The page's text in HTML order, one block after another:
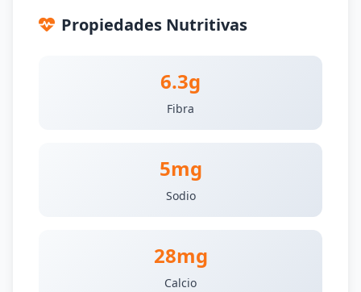
Propiedades Nutritivas
6.3g
Fibra
5mg
Sodio
28mg
Calcio